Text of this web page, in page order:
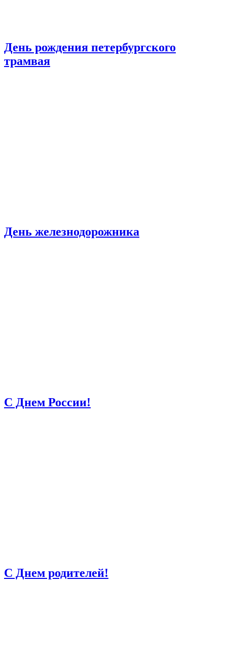
День рождения петербургского
трамвая
День железнодорожника
С Днем России!
С Днем родителей!